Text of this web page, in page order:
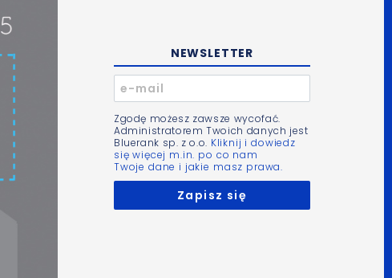
NEWSLETTER
Zgodę możesz zawsze wycofać.
Administratorem Twoich danych jest
Bluerank sp. z o.o. Kliknij i dowiedz
się więcej m.in. po co nam
Twoje dane i jakie masz prawa.